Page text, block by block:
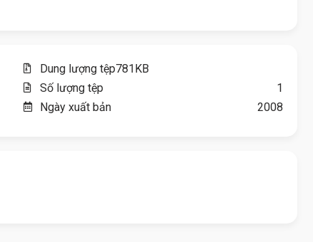
Dung lượng tệp781KB
Số lượng tệp
1
Ngày xuất bản
2008